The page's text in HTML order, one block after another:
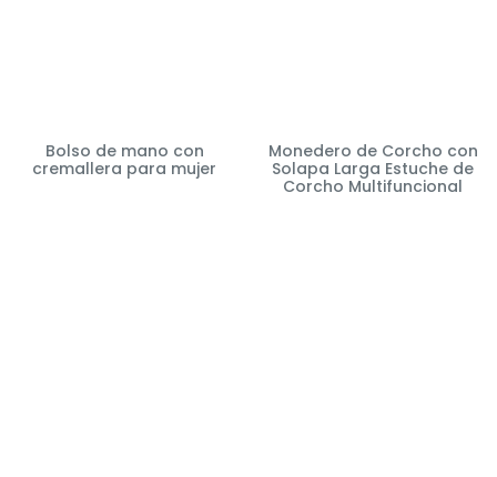
Bolso de mano con
cremallera para mujer
Monedero de Corcho con
Solapa Larga Estuche de
Corcho Multifuncional